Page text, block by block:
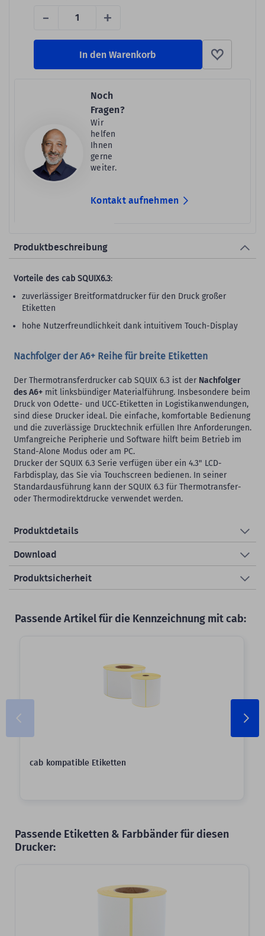
- +
In den Warenkorb
Noch
Fragen?
Wir
helfen
Ihnen
gerne
weiter.
Kontakt aufnehmen
Produktbeschreibung
Vorteile des cab SQUIX6.3:
zuverlässiger Breitformatdrucker für den Druck großer
Etiketten
hohe Nutzerfreundlichkeit dank intuitivem Touch-Display
Nachfolger der A6+ Reihe für breite Etiketten
Der Thermotransferdrucker cab SQUIX 6.3 ist der Nachfolger
des A6+ mit linksbündiger Materialführung. Insbesondere beim
Druck von Odette- und UCC-Etiketten in Logistikanwendungen,
sind diese Drucker ideal. Die einfache, komfortable Bedienung
und die zuverlässige Drucktechnik erfüllen Ihre Anforderungen.
Umfangreiche Peripherie und Software hilft beim Betrieb im
Stand-Alone Modus oder am PC.
Drucker der SQUIX 6.3 Serie verfügen über ein 4.3" LCD-
Farbdisplay, das Sie via Touchscreen bedienen. In seiner
Standardausführung kann der SQUIX 6.3 für Thermotransfer-
oder Thermodirektdrucke verwendet werden.
Produktdetails
Download
Produktsicherheit
Passende Artikel für die Kennzeichnung mit cab:
cab kompatible Etiketten
Passende Etiketten & Farbbänder für diesen
Drucker: